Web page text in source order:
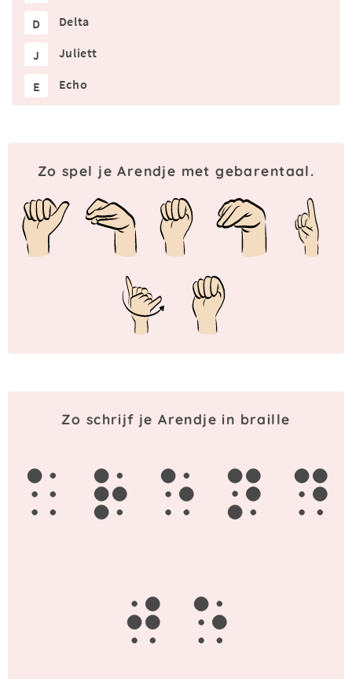
D
Delta
J Juliett
E Echo
Zo spel je Arendje met gebarentaal.
Zo schrijf je Arendje in braille
a r e n d
j e